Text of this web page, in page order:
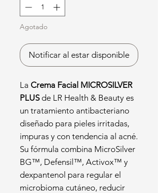
Agotado
Notificar al estar disponible
La Crema Facial MICROSILVER
PLUSde LR Health & Beauty es
un tratamiento antibacteriano
diseñado para pieles irritadas,
impuras y con tendencia al acné.
Su fórmula combina MicroSilver
BG™, Defensil™, Activox™ y
dexpantenol para regular el
microbioma cutáneo, reducir